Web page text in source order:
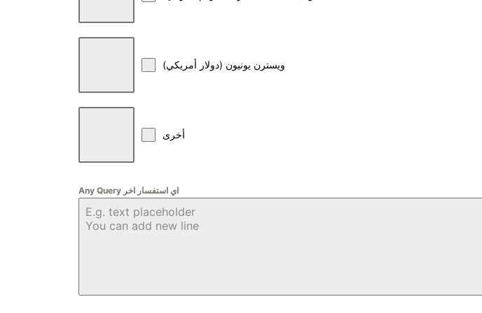
ويسترن يونيون (دولار أمريكي)
أخرى
Any Query اي استفسار اخر